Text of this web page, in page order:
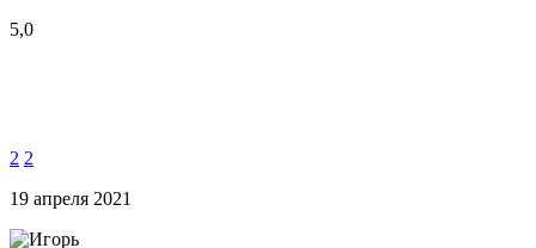
5,0
2 2
19 апреля 2021